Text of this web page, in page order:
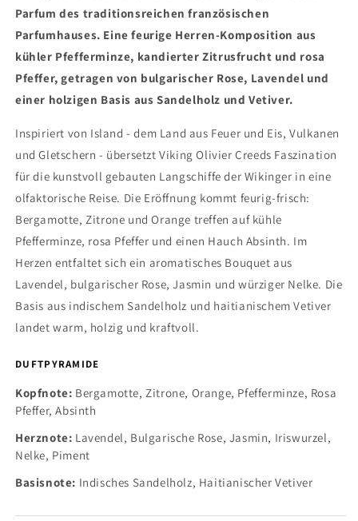
Parfum des traditionsreichen französischen
Parfumhauses. Eine feurige Herren-Komposition aus
kühler Pfefferminze, kandierter Zitrusfrucht und rosa
Pfeffer, getragen von bulgarischer Rose, Lavendel und
einer holzigen Basis aus Sandelholz und Vetiver.
Inspiriert von Island - dem Land aus Feuer und Eis, Vulkanen
und Gletschern - übersetzt Viking Olivier Creeds Faszination
für die kunstvoll gebauten Langschiffe der Wikinger in eine
olfaktorische Reise. Die Eröffnung kommt feurig-frisch:
Bergamotte, Zitrone und Orange treffen auf kühle
Pfefferminze, rosa Pfeffer und einen Hauch Absinth. Im
Herzen entfaltet sich ein aromatisches Bouquet aus
Lavendel, bulgarischer Rose, Jasmin und würziger Nelke. Die
Basis aus indischem Sandelholz und haitianischem Vetiver
landet warm, holzig und kraftvoll.
DUFTPYRAMIDE
Kopfnote: Bergamotte, Zitrone, Orange, Pfefferminze, Rosa
Pfeffer, Absinth
Herznote: Lavendel, Bulgarische Rose, Jasmin, Iriswurzel,
Nelke, Piment
Basisnote: Indisches Sandelholz, Haitianischer Vetiver